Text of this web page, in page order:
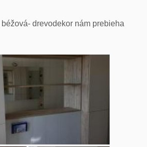
drevodekor nám prebieha